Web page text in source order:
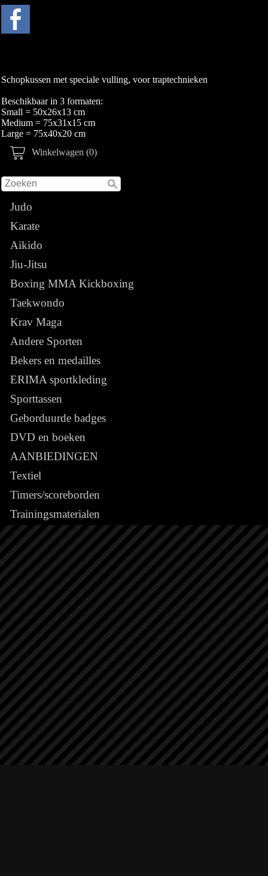
Winkelwagen (0)
Judo
Karate
Aikido
Jiu-Jitsu
Boxing MMA Kickboxing
Taekwondo
Krav Maga
Andere Sporten
Bekers en medailles
ERIMA sportkleding
Sporttassen
Geborduurde badges
DVD en boeken
AANBIEDINGEN
Textiel
Timers/scoreborden
Trainingsmaterialen
Schopkussen met speciale vulling, voor traptechnieken
Beschikbaar in 3 formaten:
Small = 50x26x13 cm
Medium = 75x31x15 cm
Large = 75x40x20 cm